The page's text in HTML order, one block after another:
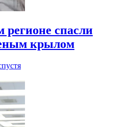
регионе спасли
крылом